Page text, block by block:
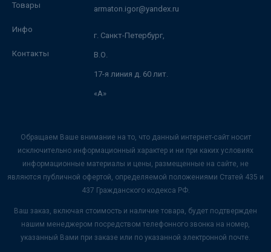
Товары
Инфо
Контакты
armaton.igor@yandex.ru
г. Санкт-Петербург,
В.О.
17-я линия д. 60 лит.
«А»
Обращаем Ваше внимание на то, что данный интернет-сайт носит
исключительно информационный характер и ни при каких условиях
информационные материалы и цены, размещенные на сайте, не
являются публичной офертой, определяемой положениями Статей 435 и
437 Гражданского кодекса РФ.
Ваш заказ, включая стоимость и наличие товара, будет подтвержден
нашим менеджером посредством телефонного звонка на номер,
указанный Вами при заказе или по указанной электронной почте.